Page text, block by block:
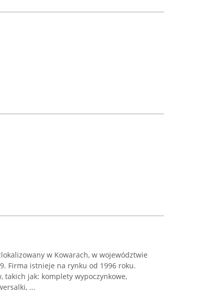
w Kowarach, w województwie
Firma istnieje na rynku od 1996 roku.
takich jak: komplety wypoczynkowe,
...